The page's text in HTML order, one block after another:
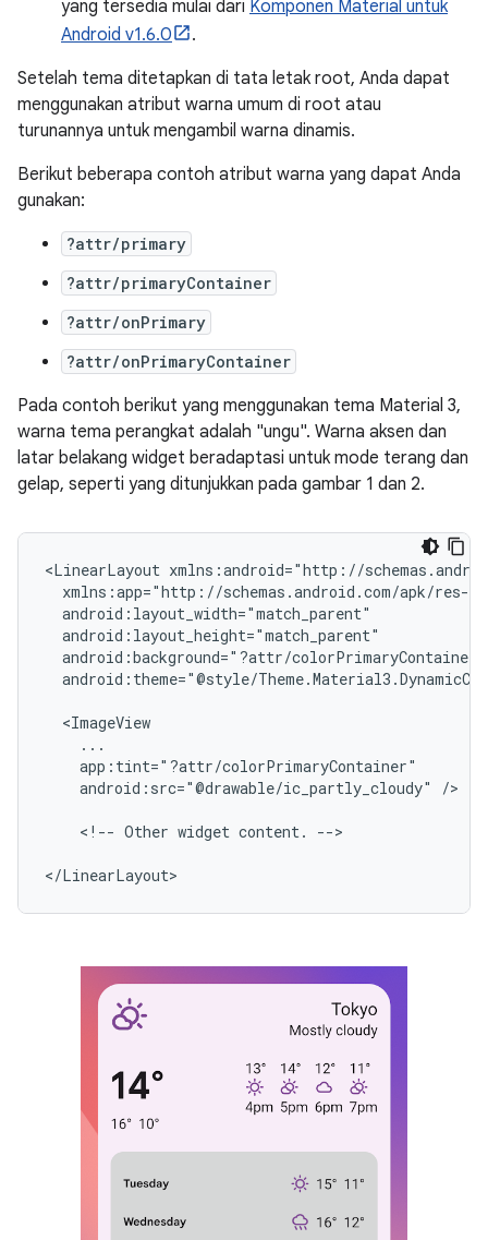
yang tersedia mulai dari Komponen Material untuk
Android v1.6.0
.
Setelah tema ditetapkan di tata letak root, Anda dapat
menggunakan atribut warna umum di root atau
turunannya untuk mengambil warna dinamis.
Berikut beberapa contoh atribut warna yang dapat Anda
gunakan:
?attr/primary
?attr/primaryContainer
?attr/onPrimary
?attr/onPrimaryContainer
Pada contoh berikut yang menggunakan tema Material 3,
warna tema perangkat adalah "ungu". Warna aksen dan
latar belakang widget beradaptasi untuk mode terang dan
gelap, seperti yang ditunjukkan pada gambar 1 dan 2.
<LinearLayout
android:theme="@style/
android:src="@drawable/ic_partly_cloudy"
/>
<!-- Other widget content. -->